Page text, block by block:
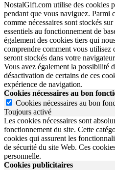
NostalGift.com utilise des cookies
pendant que vous naviguez. Parmi
comme nécessaires sont stockés
essentiels au fonctionnement de
également des cookies tiers qui
comprendre comment vous utilisez
seront stockés dans votre
Vous avez également la possibilité
désactivation de certains de ces
expérience de navigation.
Cookies nécessaires au bon
Cookies nécessaires au bon
Toujours activé
Les cookies nécessaires sont
fonctionnement du site. Cette
cookies qui assurent les
de sécurité du site Web. Ces
personnelle.
Cookies publicitaires